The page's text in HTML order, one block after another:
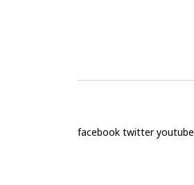
facebook twitter youtube